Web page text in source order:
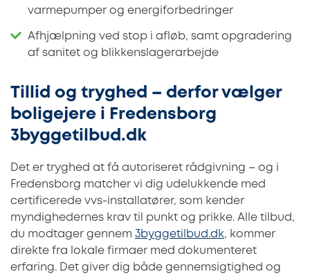
varmepumper og energiforbedringer
Afhjælpning ved stop i afløb, samt opgradering
af sanitet og blikkenslagerarbejde
Tillid og tryghed – derfor vælger
boligejere i Fredensborg
3byggetilbud.dk
Det er tryghed at få autoriseret rådgivning – og i
Fredensborg matcher vi dig udelukkende med
certificerede vvs-installatører, som kender
myndighedernes krav til punkt og prikke. Alle tilbud,
du modtager gennem 3byggetilbud.dk, kommer
direkte fra lokale firmaer med dokumenteret
erfaring. Det giver dig både gennemsigtighed og